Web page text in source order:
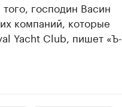
господин Васин
компаний, которые
Yacht Club, пишет «Ъ-